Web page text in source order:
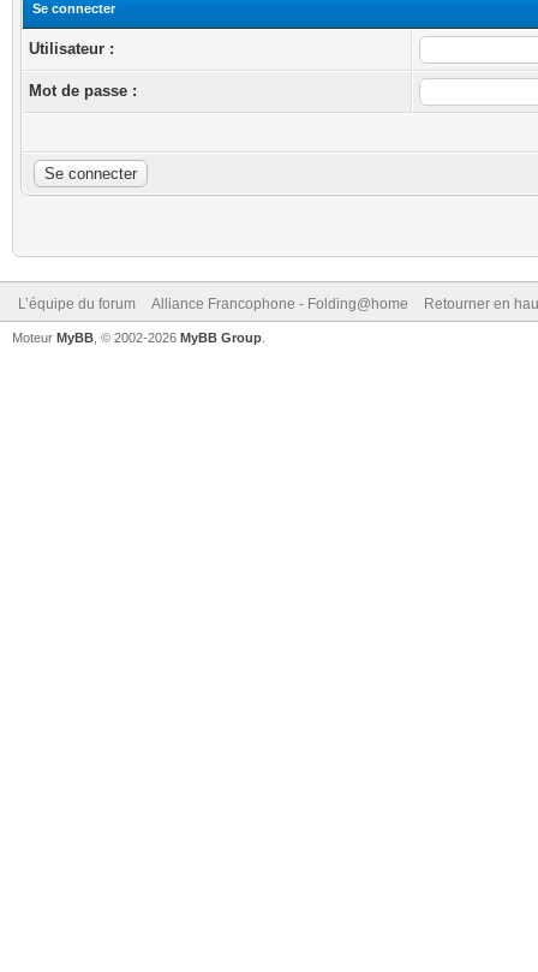
Se connecter
Utilisateur :
Mot de passe :
L’équipe du forum Alliance Francophone - Folding@home Retourner en
Moteur MyBB , © 2002-2026 MyBB Group